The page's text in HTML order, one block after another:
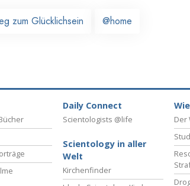
zum Glücklichsein @home
Daily Connect
Scientologists @life
Scientology in aller
Welt
Kirchenfinder
Der